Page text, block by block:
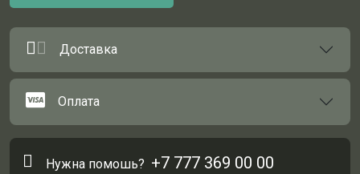
Доставка
Оплата
Нужна помошь? +7 777 369 00 00